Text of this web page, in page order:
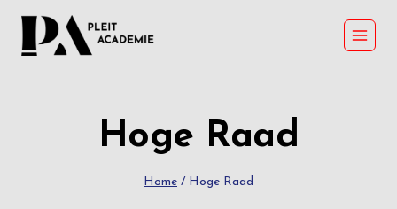
Skip
Hoge Raad
Home / Hoge Raad